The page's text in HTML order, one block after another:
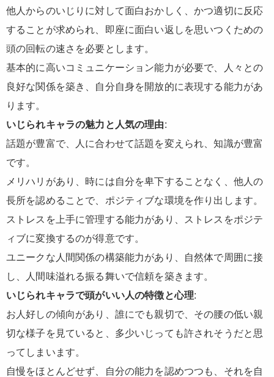
他人からのいじりに対して面白おかしく、かつ適切に反応
することが求められ、即座に面白い返しを思いつくための
頭の回転の速さを必要とします。
基本的に高いコミュニケーション能力が必要で、人々との
良好な関係を築き、自分自身を開放的に表現する能力があ
ります。
いじられキャラの魅力と人気の理由:
話題が豊富で、人に合わせて話題を変えられ、知識が豊富
です。
メリハリがあり、時には自分を卑下することなく、他人の
長所を認めることで、ポジティブな環境を作り出します。
ストレスを上手に管理する能力があり、ストレスをポジテ
ィブに変換するのが得意です。
ユニークな人間関係の構築能力があり、自然体で周囲に接
し、人間味溢れる振る舞いで信頼を築きます。
いじられキャラで頭がいい人の特徴と心理:
お人好しの傾向があり、誰にでも親切で、その腰の低い親
切な様子を見ていると、多少いじっても許されそうだと思
ってしまいます。
自慢をほとんどせず、自分の能力を認めつつも、それを自